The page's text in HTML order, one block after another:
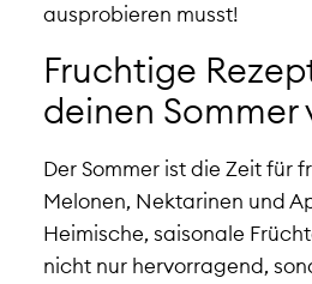
ausprobieren musst!
Fruchtige
deinen Sommer
Der Sommer ist die Zeit für
Melonen, Nektarinen und
Heimische, saisonale
nicht nur hervorragend,